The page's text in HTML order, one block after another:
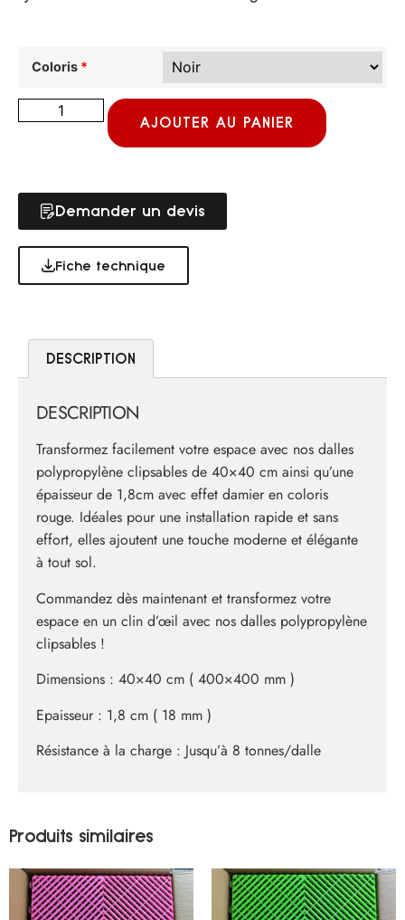
Coloris *
AJOUTER AU PANIER
Demander un devis
Fiche technique
DESCRIPTION
DESCRIPTION
Transformez facilement votre espace avec nos dalles
polypropylène clipsables de 40×40 cm ainsi qu’une
épaisseur de 1,8cm avec effet damier en coloris
rouge. Idéales pour une installation rapide et sans
effort, elles ajoutent une touche moderne et élégante
à tout sol.
Commandez dès maintenant et transformez votre
espace en un clin d’œil avec nos dalles polypropylène
clipsables !
Dimensions : 40×40 cm ( 400×400 mm )
Epaisseur : 1,8 cm ( 18 mm )
Résistance à la charge : Jusqu’à 8 tonnes/dalle
Produits similaires